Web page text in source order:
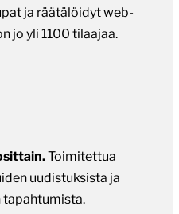
ja räätälöidyt web-
jo yli 1100 tilaajaa.
Toimitettua
uudistuksista ja